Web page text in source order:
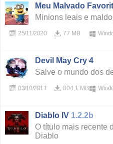
Meu Malvado
Minions leais e
77 MB
25/11/2020
Devil May Cry 4
Salve o mundo dos
804,1 MB
03/10/2011
Diablo IV 1.2.2b
O título mais recente
Diablo